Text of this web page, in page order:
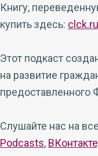
Книгу,
купить здесь:
Этот подкаст
на развитие
предоставленного
Слушайте нас на
Podcasts,